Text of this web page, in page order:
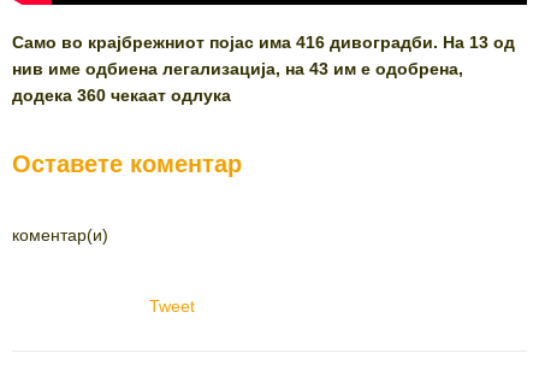
Само во крајбрежниот појас има 416 дивоградби. На 13 од
нив име одбиена легализација, на 43 им е одобрена,
додека 360 чекаат одлука
Оставете коментар
коментар(и)
Tweet